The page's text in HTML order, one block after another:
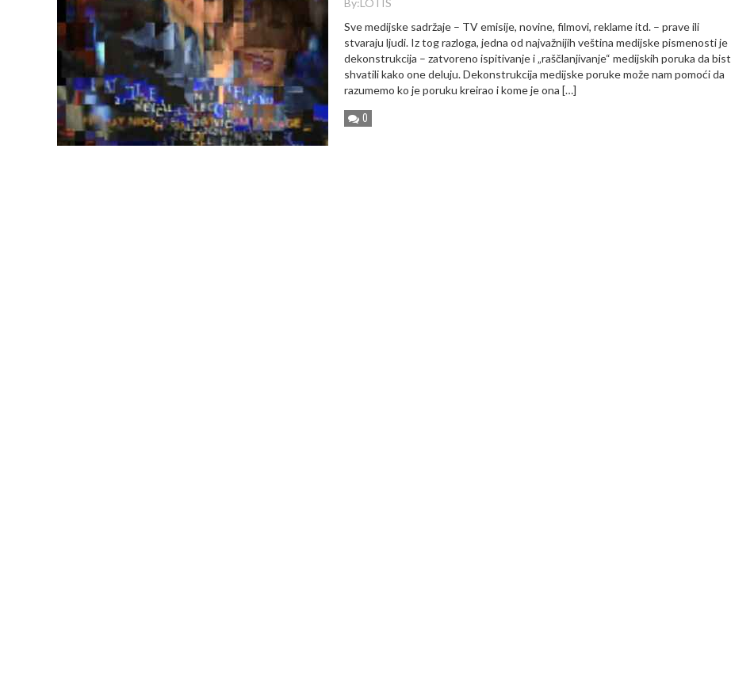
By:LOTIS
Sve medijske sadržaje – TV emisije, novine, filmovi, reklame itd. – prave ili
stvaraju ljudi. Iz tog razloga, jedna od najvažnijih veština medijske pismenosti je
dekonstrukcija – zatvoreno ispitivanje i „raščlanjivanje“ medijskih poruka da
shvatili kako one deluju. Dekonstrukcija medijske poruke može nam pomoći da
razumemo ko je poruku kreirao i kome je ona […]
0